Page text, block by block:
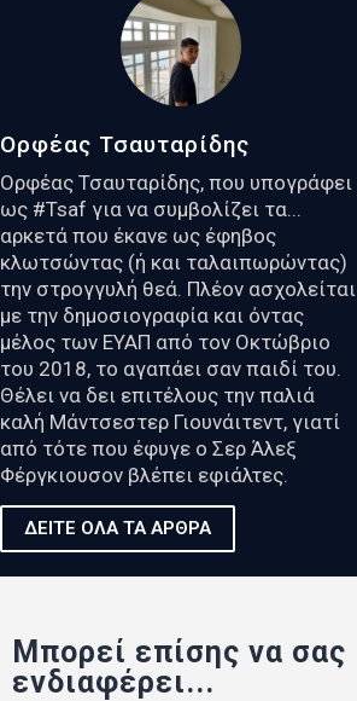
Ορφέας Τσαυταρίδης
Ορφέας Τσαυταρίδης, που υπογράφει
ως #Tsaf για να συμβολίζει τα...
αρκετά που έκανε ως έφηβος
κλωτσώντας (ή και ταλαιπωρώντας)
την στρογγυλή θεά. Πλέον ασχολείται
με την δημοσιογραφία και όντας
μέλος των ΕΥΑΠ από τον Οκτώβριο
του 2018, το αγαπάει σαν παιδί του.
Θέλει να δει επιτέλους την παλιά
καλή Μάντσεστερ Γιουνάιτεντ, γιατί
από τότε που έφυγε ο Σερ Άλεξ
Φέργκιουσον βλέπει εφιάλτες.
ΔΕΙΤΕ ΟΛΑ ΤΑ ΑΡΘΡΑ
Μπορεί επίσης να σας
ενδιαφέρει...